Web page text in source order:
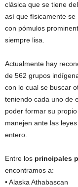
clásica que se tiene
así que físicamente se
con pómulos
siempre lisa.
Actualmente hay
de 562 grupos
con lo cual se buscar
teniendo cada uno de
poder formar su
manejen ante las
entero.
Entre los principales
encontramos a:
• Alaska Athabascan